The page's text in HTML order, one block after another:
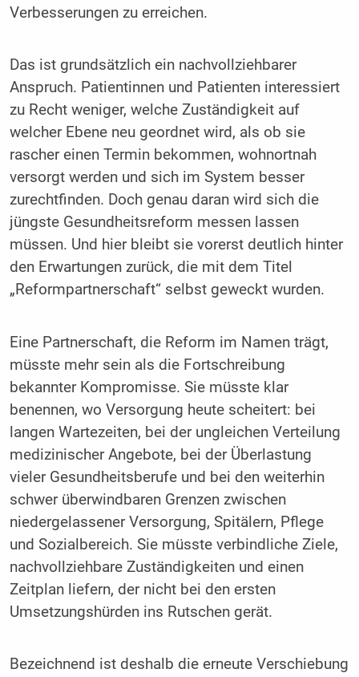
Verbesserungen zu erreichen.
Das ist grundsätzlich ein nachvollziehbarer
Anspruch. Patientinnen und Patienten interessiert
zu Recht weniger, welche Zuständigkeit auf
welcher Ebene neu geordnet wird, als ob sie
rascher einen Termin bekommen, wohnortnah
versorgt werden und sich im System besser
zurechtfinden. Doch genau daran wird sich die
jüngste Gesundheitsreform messen lassen
müssen. Und hier bleibt sie vorerst deutlich hinter
den Erwartungen zurück, die mit dem Titel
„Reformpartnerschaft“ selbst geweckt wurden.
Eine Partnerschaft, die Reform im Namen trägt,
müsste mehr sein als die Fortschreibung
bekannter Kompromisse. Sie müsste klar
benennen, wo Versorgung heute scheitert: bei
langen Wartezeiten, bei der ungleichen Verteilung
medizinischer Angebote, bei der Überlastung
vieler Gesundheitsberufe und bei den weiterhin
schwer überwindbaren Grenzen zwischen
niedergelassener Versorgung, Spitälern, Pflege
und Sozialbereich. Sie müsste verbindliche Ziele,
nachvollziehbare Zuständigkeiten und einen
Zeitplan liefern, der nicht bei den ersten
Umsetzungshürden ins Rutschen gerät.
Bezeichnend ist deshalb die erneute Verschiebung